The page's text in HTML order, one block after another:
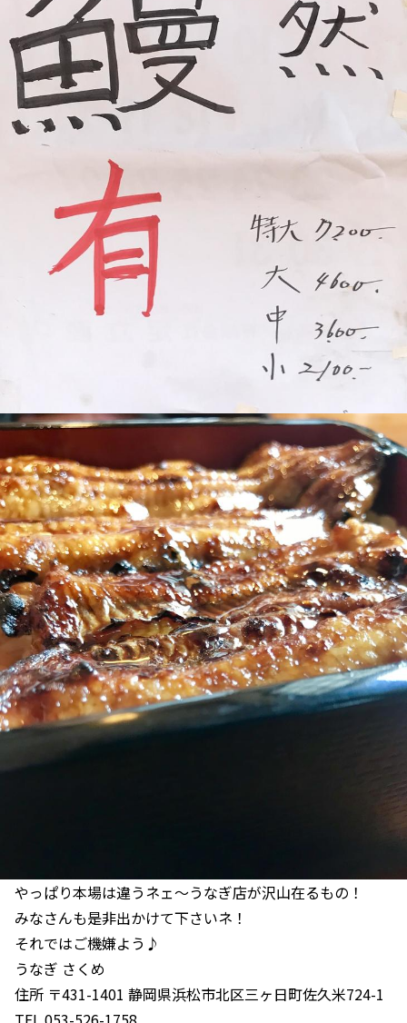
やっぱり本場は違うネェ〜うなぎ店が沢山在るもの！
みなさんも是非出かけて下さいネ！
それではご機嫌よう♪
うなぎ さくめ
住所 〒431-1401 静岡県浜松市北区三ヶ日町佐久米724-1